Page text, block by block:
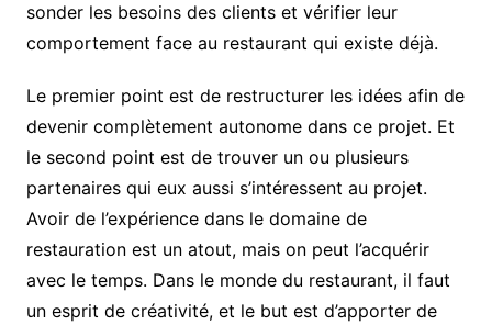
sonder les besoins des clients et vérifier leur
comportement face au restaurant qui existe déjà.
Le premier point est de restructurer les idées afin de
devenir complètement autonome dans ce projet. Et
le second point est de trouver un ou plusieurs
partenaires qui eux aussi s’intéressent au projet.
Avoir de l’expérience dans le domaine de
restauration est un atout, mais on peut l’acquérir
avec le temps. Dans le monde du restaurant, il faut
un esprit de créativité, et le but est d’apporter de